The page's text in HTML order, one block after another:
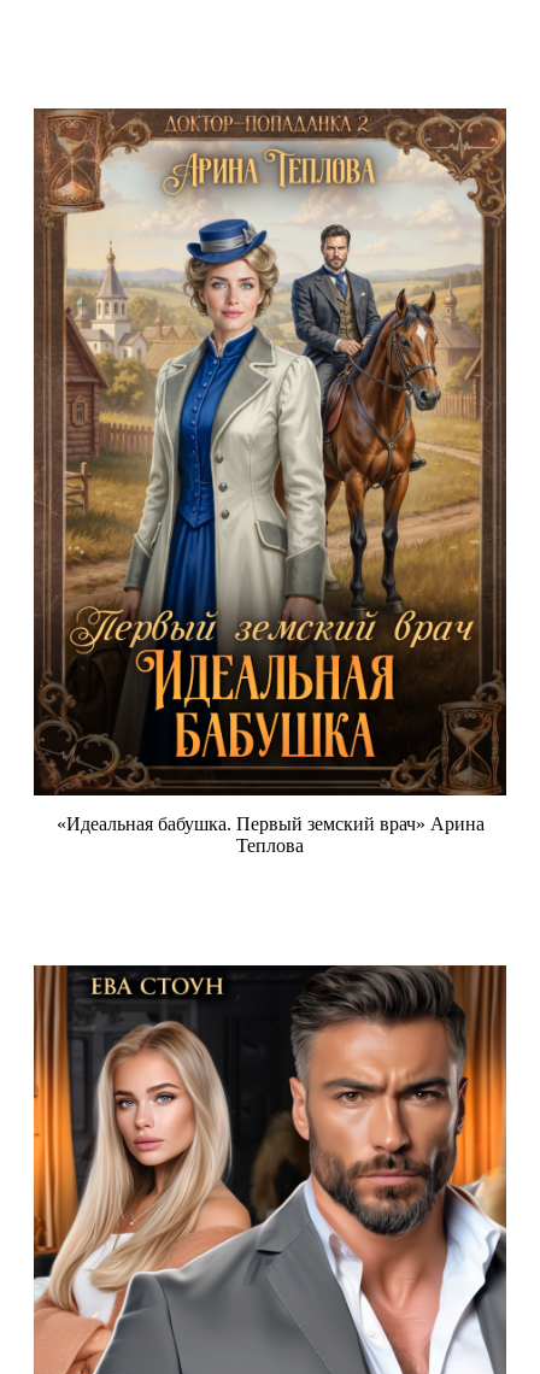
«Идеальная бабушка. Первый земский врач» Арина
Теплова